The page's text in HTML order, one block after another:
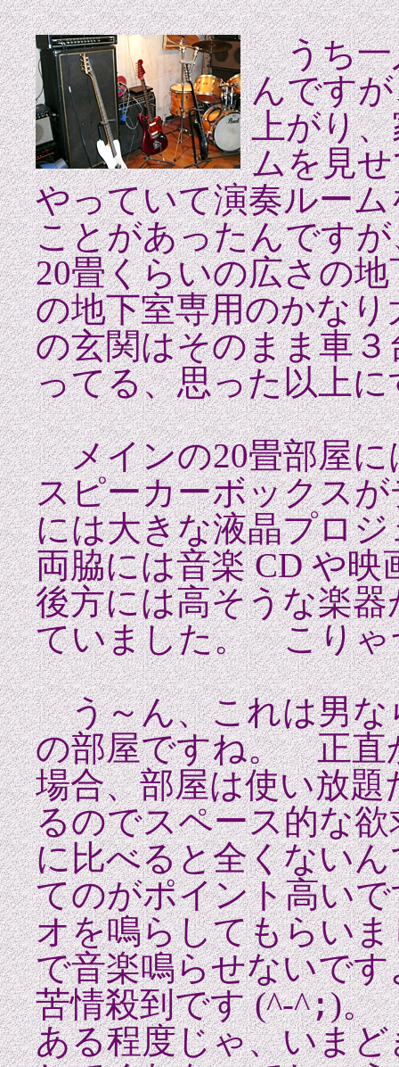
うち一
んです
上がり
ムを見
やっていて演奏ルー
ことがあったんです
20畳くらいの広さの
の地下室専用のかな
の玄関はそのまま車
ってる、思った以上
メインの20畳部屋に
スピーカーボックス
には大きな液晶プロ
両脇には音楽 CD や
後方には高そうな楽
ていました。 こりゃ
う～ん、これは男な
の部屋ですね。 正
場合、部屋は使い放
るのでスペース的な
に比べると全くない
てのがポイント高い
オを鳴らしてもらい
で音楽鳴らせないで
苦情殺到です (^-^;)。
ある程度じゃ、いま